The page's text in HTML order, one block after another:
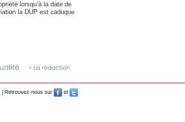
lorsqu’à la date de
la DUP est caduque
Retrouvez-nous sur
et